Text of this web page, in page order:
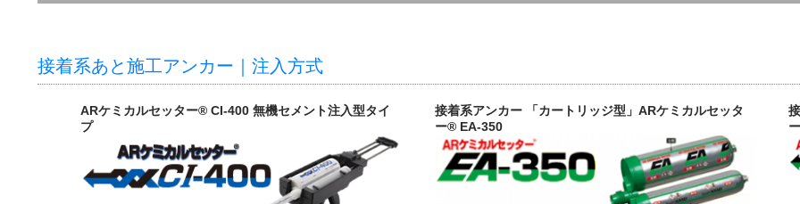
2020/10/09
ついてのお知らせ。
ルいたしました。
2020/04/01
お客様へのサービス向上のため、カスタマーサービス
を設置いたしました。
2017/11/15
平素より旭化成製品ならびにARケミカルセッター®ホ
接着系あと施工アンカー｜注入方式
ARケミカルセッター® CI-400 無機セメント注入型タイ
プ
接着系アンカー 「カートリッジ型」ARケミカルセッタ
ー® EA-350